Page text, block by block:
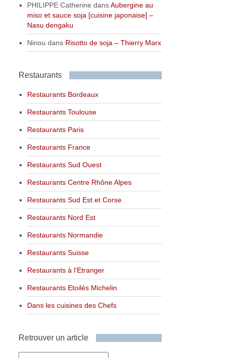
PHILIPPE Catherine dansAubergine au
miso et sauce soja [cuisine japonaise] –
Nasu dengaku
Ninou dans Risotto de soja – Thierry Marx
Restaurants
Restaurants Bordeaux
Restaurants Toulouse
Restaurants Paris
Restaurants France
Restaurants Sud Ouest
Restaurants Centre Rhône Alpes
Restaurants Sud Est et Corse
Restaurants Nord Est
Restaurants Normandie
Restaurants Suisse
Restaurants à l’Etranger
Restaurants Etoilés Michelin
Dans les cuisines des Chefs
Retrouver un article